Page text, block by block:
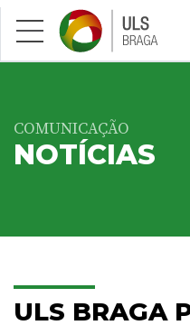
Saltar para conteúdo
COMUNICAÇÃO
NOTÍCIAS
ULS BRAGA